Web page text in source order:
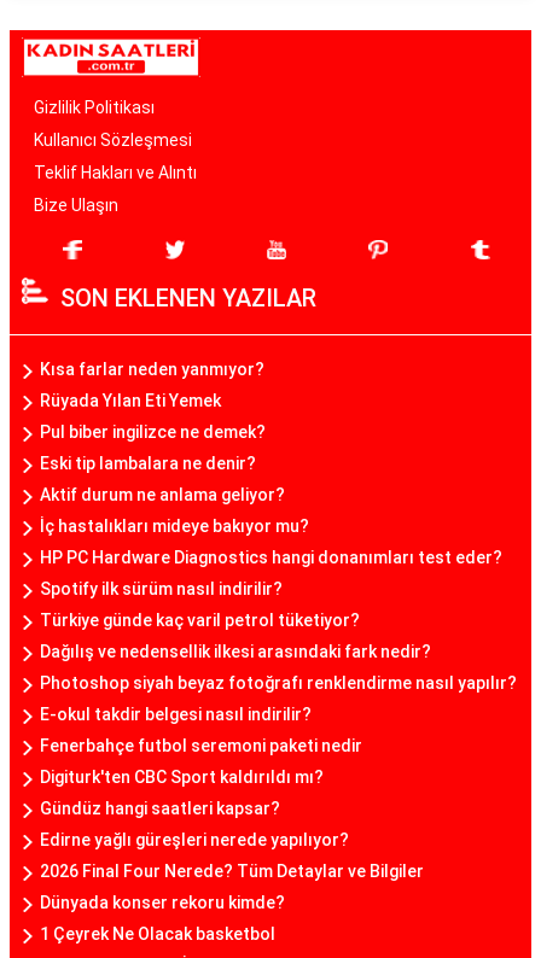
Gizlilik Politikası
Kullanıcı Sözleşmesi
Teklif Hakları ve Alıntı
Bize Ulaşın
SON EKLENEN YAZILAR
Kısa farlar neden yanmıyor?
Rüyada Yılan Eti Yemek
Pul biber ingilizce ne demek?
Eski tip lambalara ne denir?
Aktif durum ne anlama geliyor?
İç hastalıkları mideye bakıyor mu?
HP PC Hardware Diagnostics hangi donanımları test eder?
Spotify ilk sürüm nasıl indirilir?
Türkiye günde kaç varil petrol tüketiyor?
Dağılış ve nedensellik ilkesi arasındaki fark nedir?
Photoshop siyah beyaz fotoğrafı renklendirme nasıl yapılır?
E-okul takdir belgesi nasıl indirilir?
Fenerbahçe futbol seremoni paketi nedir
Digiturk'ten CBC Sport kaldırıldı mı?
Gündüz hangi saatleri kapsar?
Edirne yağlı güreşleri nerede yapılıyor?
2026 Final Four Nerede? Tüm Detaylar ve Bilgiler
Dünyada konser rekoru kimde?
1 Çeyrek Ne Olacak basketbol